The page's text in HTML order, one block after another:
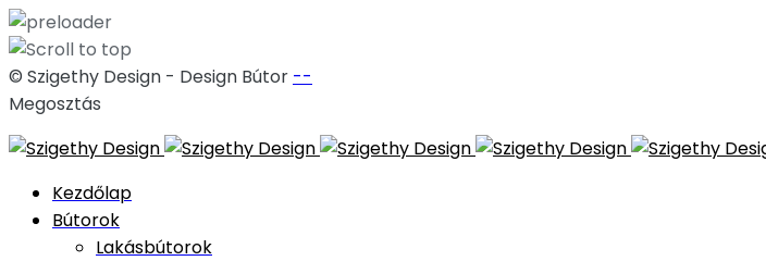
© Szigethy Design - Design Bútor --
Megosztás
Skip
contentKezdőlap
Bútorok
Lakásbútorok